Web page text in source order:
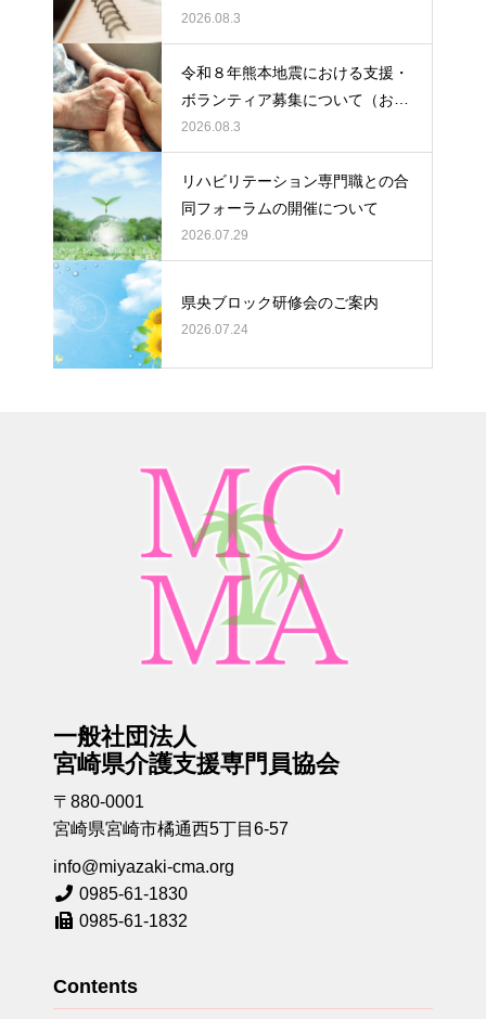
2026.08.3
令和８年熊本地震における支援・
ボランティア募集について（お願
い）
2026.08.3
リハビリテーション専門職との合
同フォーラムの開催について
2026.07.29
県央ブロック研修会のご案内
2026.07.24
一般社団法人
宮崎県介護支援専門員協会
〒880-0001
宮崎県宮崎市橘通西5丁目6-57
info@miyazaki-cma.org
0985-61-1830
0985-61-1832
Contents